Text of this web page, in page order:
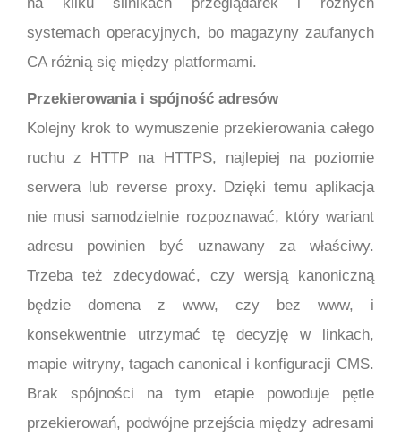
systemach operacyjnych, bo magazyny zaufanych
CA różnią się między platformami.
Przekierowania i spójność adresów
Kolejny krok to wymuszenie przekierowania całego
ruchu z HTTP na HTTPS, najlepiej na poziomie
serwera lub reverse proxy. Dzięki temu aplikacja
nie musi samodzielnie rozpoznawać, który wariant
adresu powinien być uznawany za właściwy.
Trzeba też zdecydować, czy wersją kanoniczną
będzie domena z www, czy bez www, i
konsekwentnie utrzymać tę decyzję w linkach,
mapie witryny, tagach canonical i konfiguracji CMS.
Brak spójności na tym etapie powoduje pętle
przekierowań, podwójne przejścia między adresami